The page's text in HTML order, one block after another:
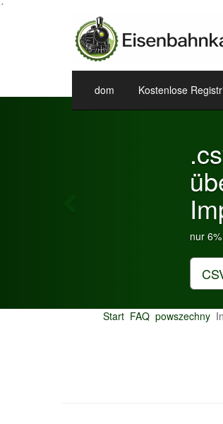
´
dom Kostenlose
nur
Previous
Start FAQ powszechny